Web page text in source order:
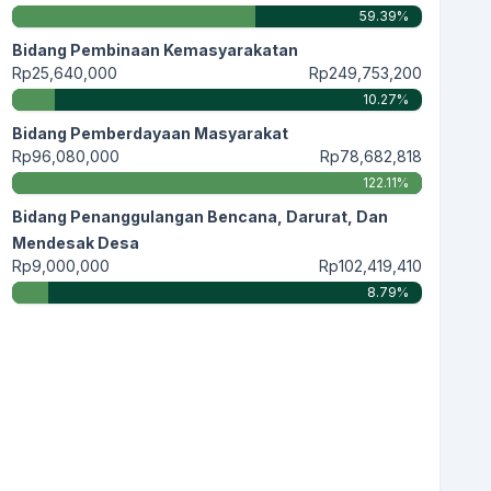
59.39%
Bidang Pembinaan Kemasyarakatan
Rp25,640,000
Rp249,753,200
10.27%
Bidang Pemberdayaan Masyarakat
Rp96,080,000
Rp78,682,818
122.11%
Bidang Penanggulangan Bencana, Darurat, Dan
Mendesak Desa
Rp9,000,000
Rp102,419,410
8.79%